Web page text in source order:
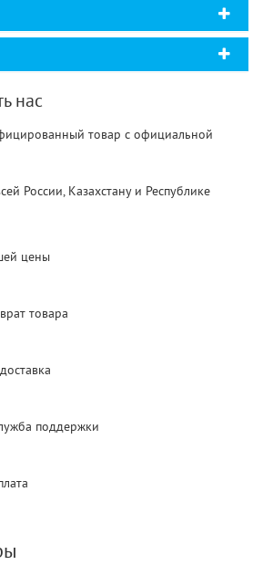
нас
товар с официальной
России, Казахстану и Республике
цены
товара
поддержки